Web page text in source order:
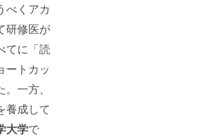
べくアカ
研修医が
てに「読
ートカッ
一方、
養成して
大学で